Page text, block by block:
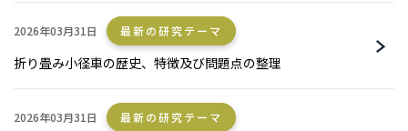
2026年03月31日 最新の研究テーマ
折り畳み小径車の歴史、特徴及び問題点の整理
2026年03月31日 最新の研究テーマ